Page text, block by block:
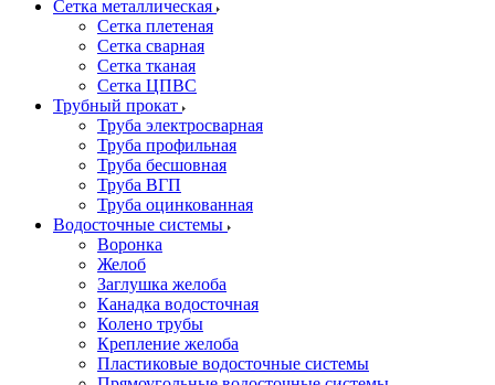
Сетка металлическая
Сетка плетеная
Сетка сварная
Сетка тканая
Сетка ЦПВС
Трубный прокат
Труба электросварная
Труба профильная
Труба бесшовная
Труба ВГП
Труба оцинкованная
Водосточные системы
Воронка
Желоб
Заглушка желоба
Канадка водосточная
Колено трубы
Крепление желоба
Пластиковые водосточные системы